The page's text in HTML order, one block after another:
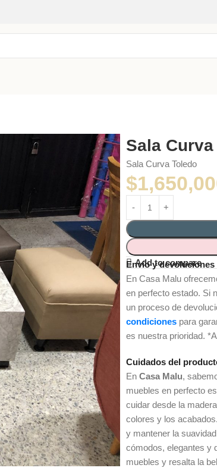
Sala
Sala Curva Toledo
$
Add to compare
Envío y devoluciones
En Casa Malu
en perfecto estado. Si
un proceso de
condiciones para
es nuestra prioridad.
Cuidados del
EnCasa Malu,
muebles en perfecto
cuidar desde la
colores y los
y mantener la
cómodos, elegantes y
muebles y resalta la